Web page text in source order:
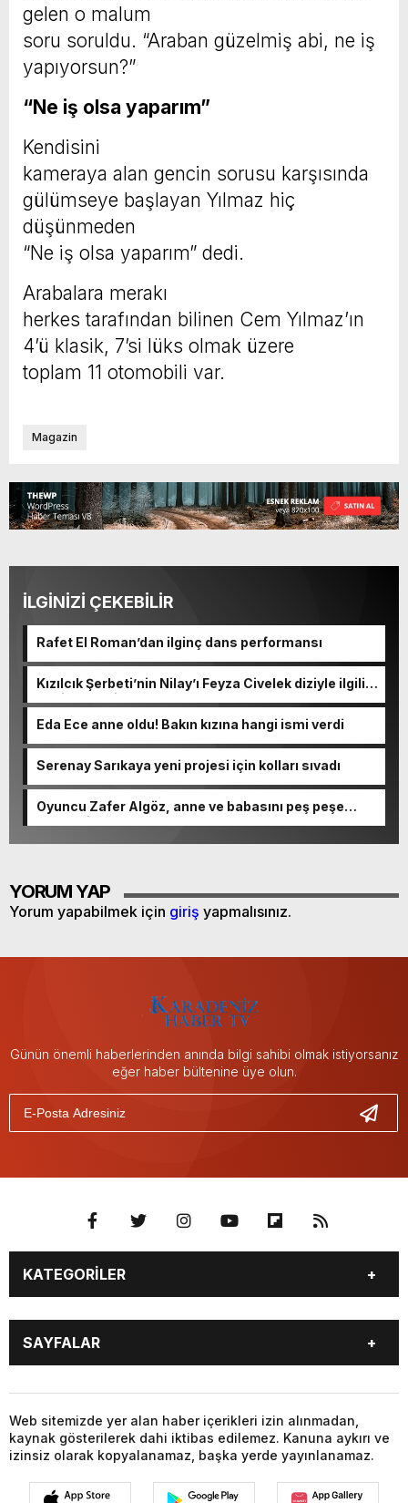
gelen o malum
soru soruldu. “Araban güzelmiş abi, ne iş
yapıyorsun?”
“Ne iş olsa yaparım”
Kendisini
kameraya alan gencin sorusu karşısında
gülümseye başlayan Yılmaz hiç
düşünmeden
“Ne iş olsa yaparım” dedi.
Arabalara merakı
herkes tarafından bilinen Cem Yılmaz’ın
4’ü klasik, 7’si lüks olmak üzere
toplam 11 otomobili var.
Magazin
İLGİNİZİ ÇEKEBİLİR
Rafet El Roman’dan ilginç dans performansı
Kızılcık Şerbeti’nin Nilay’ı Feyza Civelek diziyle ilgili
spoiler verdi
Eda Ece anne oldu! Bakın kızına hangi ismi verdi
Serenay Sarıkaya yeni projesi için kolları sıvadı
Oyuncu Zafer Algöz, anne ve babasını peş peşe
kaybetti
YORUM YAP
Yorum yapabilmek için giriş yapmalısınız.
Günün önemli haberlerinden anında bilgi sahibi olmak istiyorsanız
eğer haber bültenine üye olun.
KATEGORİLER
GÜNDEM
SEKTÖR ÖZEL
DÜNYA
EKONOMİ
SPOR
SAYFALAR
DÜNYA
SİYASET
EKONOMİ
SPOR
Web sitemizde yer alan haber içerikleri izin alınmadan,
kaynak gösterilerek dahi iktibas edilemez. Kanuna aykırı ve
izinsiz olarak kopyalanamaz, başka yerde yayınlanamaz.